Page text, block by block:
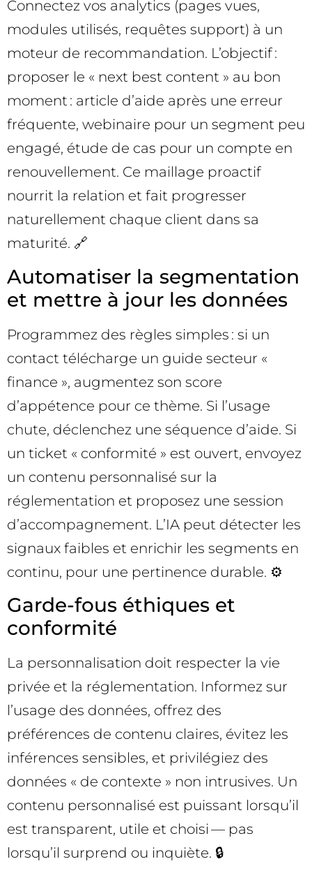
Connectez vos analytics (pages vues,
modules utilisés, requêtes support) à un
moteur de recommandation. L’objectif :
proposer le « next best content » au bon
moment : article d’aide après une erreur
fréquente, webinaire pour un segment peu
engagé, étude de cas pour un compte en
renouvellement. Ce maillage proactif
nourrit la relation et fait progresser
naturellement chaque client dans sa
maturité. 🔗
Automatiser la segmentation
et mettre à jour les données
Programmez des règles simples : si un
contact télécharge un guide secteur «
finance », augmentez son score
d’appétence pour ce thème. Si l’usage
chute, déclenchez une séquence d’aide. Si
un ticket « conformité » est ouvert, envoyez
un contenu personnalisé sur la
réglementation et proposez une session
d’accompagnement. L’IA peut détecter les
signaux faibles et enrichir les segments en
continu, pour une pertinence durable. ⚙️
Garde-fous éthiques et
conformité
La personnalisation doit respecter la vie
privée et la réglementation. Informez sur
l’usage des données, offrez des
préférences de contenu claires, évitez les
inférences sensibles, et privilégiez des
données « de contexte » non intrusives. Un
contenu personnalisé est puissant lorsqu’il
est transparent, utile et choisi — pas
lorsqu’il surprend ou inquiète. 🔒